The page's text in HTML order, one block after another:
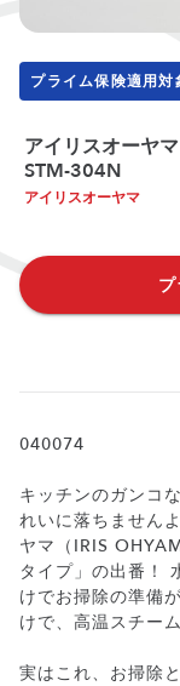
プライム保険適用対
アイリスオーヤ
STM-304N
アイリスオーヤマ
040074
キッチンのガンコ
れいに落ちません
ヤマ（IRIS
タイプ」の出番！
けでお掃除の準備
けで、高温スチー
実はこれ、お掃除